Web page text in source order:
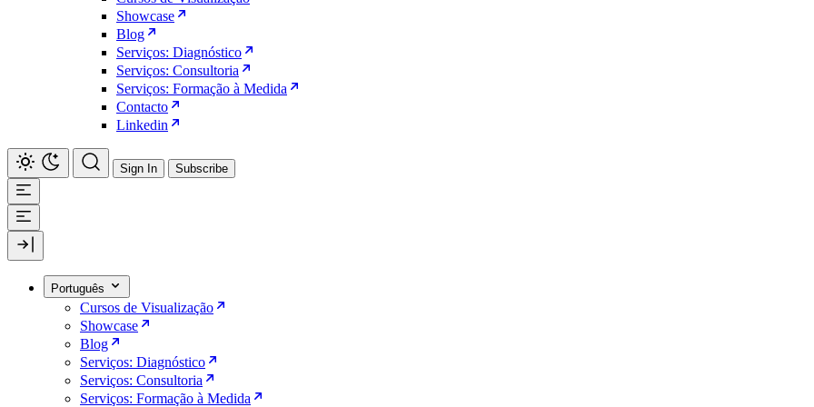
Showcase
Blog
Serviços: Diagnóstico
Serviços: Consultoria
Serviços: Formação à Medida
Contacto
Linkedin
Sign In Subscribe
Português
Cursos de Visualização
Showcase
Blog
Serviços: Diagnóstico
Serviços: Consultoria
Serviços: Formação à Medida